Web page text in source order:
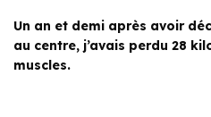
Un an et demi après avoir
au centre, j’avais perdu 28
muscles.